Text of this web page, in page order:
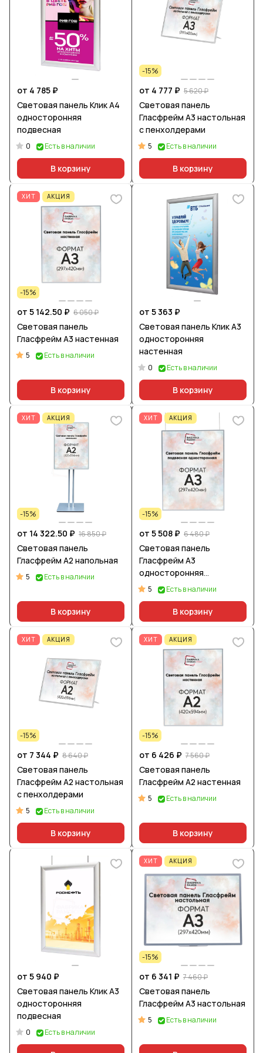
от 4 785 ₽
Световая панель Клик А4
односторонняя
подвесная
0 Есть в наличии
В корзину
-15%
от 4 777 ₽ 5 620 ₽
Световая панель
Гласфрейм А3 настольная
с пенхолдерами
5 Есть в наличии
В корзину
ХИТ АКЦИЯ
-15%
от 5 142.50 ₽ 6 050 ₽
Световая панель
Гласфрейм А3 настенная
5 Есть в наличии
В корзину
от 5 363 ₽
Световая панель Клик А3
односторонняя
настенная
0 Есть в наличии
В корзину
ХИТ АКЦИЯ
-15%
от 14 322.50 ₽ 16 850 ₽
Световая панель
Гласфрейм А2 напольная
5 Есть в наличии
В корзину
ХИТ АКЦИЯ
-15%
от 5 508 ₽ 6 480 ₽
Световая панель
Гласфрейм А3
односторонняя
подвесная
5 Есть в наличии
В корзину
ХИТ АКЦИЯ
-15%
от 7 344 ₽ 8 640 ₽
Световая панель
Гласфрейм А2 настольная
с пенхолдерами
5 Есть в наличии
В корзину
ХИТ АКЦИЯ
-15%
от 6 426 ₽ 7 560 ₽
Световая панель
Гласфрейм А2 настенная
5 Есть в наличии
В корзину
от 5 940 ₽
Световая панель Клик А3
односторонняя
подвесная
0 Есть в наличии
ХИТ АКЦИЯ
-15%
от 6 341 ₽ 7 460 ₽
Световая панель
Гласфрейм А3 настольная
5 Есть в наличии